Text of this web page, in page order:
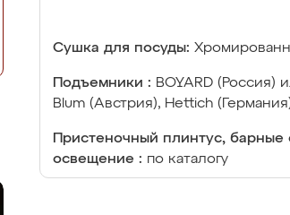
Сушка для посуды:
Подъемники : BOYARD (Россия)
Blum (Австрия), Hettich
Пристеночный плинтус, барные
освещение : по каталогу